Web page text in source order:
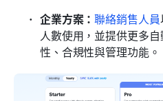
企業方案：聯絡銷售人員
人數使用，並提供更多
性、合規性與管理功能。